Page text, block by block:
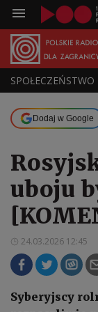
SPOŁECZEŃSTWO
Dodaj w Google
uboju
24.03.2026 12:45
Syberyjscy